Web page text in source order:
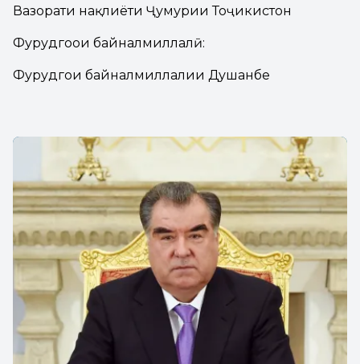
Вазорати нақлиёти Ҷумҳурии Тоҷикистон
Фурудгоҳҳои байналмиллалӣ:
Фурудгоҳи байналмиллалии Душанбе